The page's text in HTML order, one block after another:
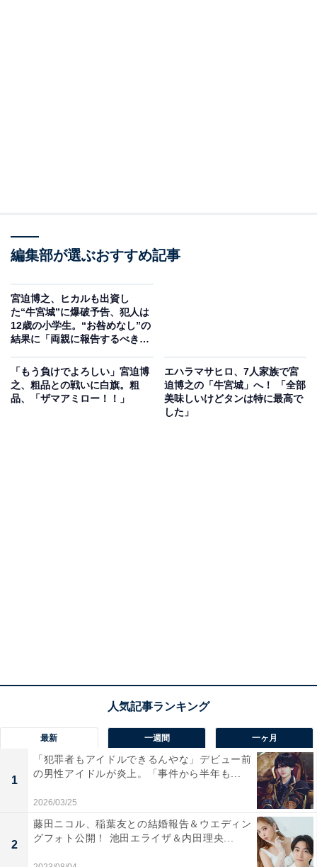
編集部が選ぶおすすめ記事
宮迫博之、ヒカルも出資し
た“牛宮城”に爆破予告、犯人は
12歳の小学生。“お咎めなし”の
結果に「両親に報告するべき」
「もう負けでよろしい」宮迫博
之、粗品との戦いに白旗。粗
品、「ザマアミロー！！」
エハラマサヒロ、7人家族で宮
迫博之の「牛宮城」へ！ 「全部
美味しいけどタンは特に最高で
した」
最新 一週間 一ヶ月
1
「犯罪者もアイドルできるんやな」デビュー前
の男性アイドルが炎上。「事件から半年も...
2026/03/25
2
藤田ニコル、稲葉友との結婚報告＆ウエディン
グフォト公開！ 池田エライザ＆内田理央...